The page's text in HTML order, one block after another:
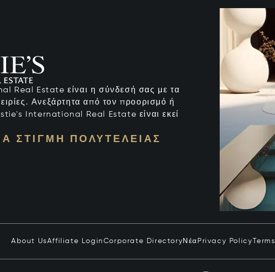
Real Estate είναι η σύνδεσή σας με τα
Ανεξάρτητα από τον προορισμό ή
International Real Estate είναι εκεί
ΣΤΙΓΜΉ ΠΟΛΥΤΈΛΕΙΑΣ
About UsAffiliate Login Corporate Directory Νέα Privacy Policy